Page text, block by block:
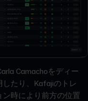
Camachoをディー
たり、Kafajiのトレ
時により前方の位置